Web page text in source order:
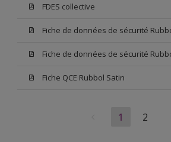
FDES collective
Fiche de données de sécurité
Fiche QCE Rubbol Satin
1 2